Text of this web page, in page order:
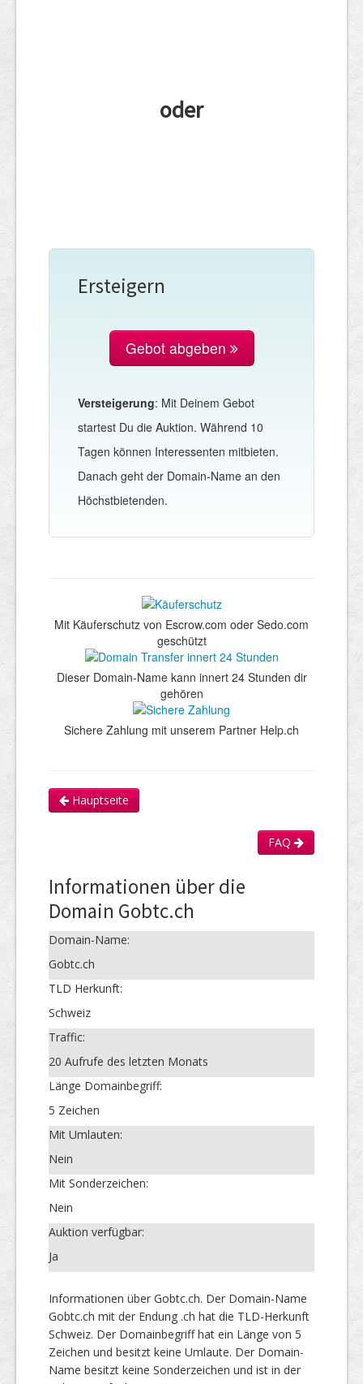
oder
Ersteigern
Gebot abgeben
Versteigerung: Mit Deinem Gebot
startest Du die Auktion. Während 10
Tagen können Interessenten mitbieten.
Danach geht der Domain-Name an den
Höchstbietenden.
Mit Käuferschutz von Escrow.com oder Sedo.com
geschützt
Dieser Domain-Name kann innert 24 Stunden dir
gehören
Sichere Zahlung mit unserem Partner Help.ch
Hauptseite
FAQ
Informationen über die
Domain Gobtc.ch
Domain-Name:
Gobtc.ch
TLD Herkunft:
Schweiz
Traffic:
20 Aufrufe des letzten Monats
Länge Domainbegriff:
5 Zeichen
Mit Umlauten:
Nein
Mit Sonderzeichen:
Nein
Auktion verfügbar:
Ja
Informationen über Gobtc.ch. Der Domain-Name
Gobtc.ch mit der Endung .ch hat die TLD-Herkunft
Schweiz. Der Domainbegriff hat ein Länge von 5
Zeichen und besitzt keine Umlaute. Der Domain-
Name besitzt keine Sonderzeichen und ist in der